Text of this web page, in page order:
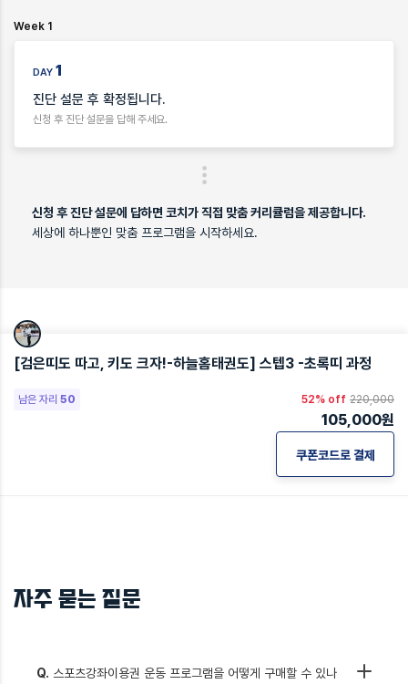
Week 1
DAY 1
진단 설문 후 확정됩니다.
신청 후 진단 설문을 답해 주세요.
신청 후 진단 설문에 답하면 코치가 직접 맞춤 커리큘럼을 제공합니다.
세상에 하나뿐인 맞춤 프로그램을 시작하세요.
[검은띠도 따고, 키도 크자!-하늘홈태권도] 스텝3 -초록띠 과정
남은 자리 50 52% off 220,000
105,000원
쿠폰코드로 결제
자주 묻는 질문
Q. 스포츠강좌이용권 운동 프로그램을 어떻게 구매할 수 있나